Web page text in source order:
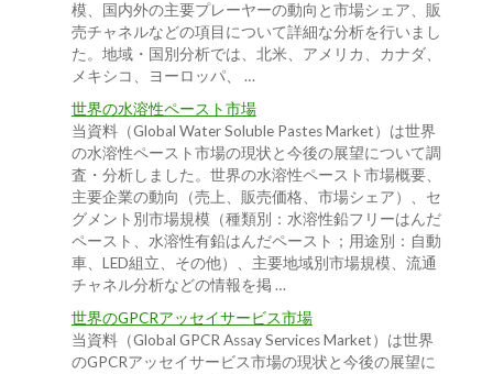
模、国内外の主要プレーヤーの動向と市場シェア、販
売チャネルなどの項目について詳細な分析を行いまし
た。地域・国別分析では、北米、アメリカ、カナダ、
メキシコ、ヨーロッパ、 …
世界の水溶性ペースト市場
当資料（Global Water Soluble Pastes Market）は世界
の水溶性ペースト市場の現状と今後の展望について調
査・分析しました。世界の水溶性ペースト市場概要、
主要企業の動向（売上、販売価格、市場シェア）、セ
グメント別市場規模（種類別：水溶性鉛フリーはんだ
ペースト、水溶性有鉛はんだペースト；用途別：自動
車、LED組立、その他）、主要地域別市場規模、流通
チャネル分析などの情報を掲 …
世界のGPCRアッセイサービス市場
当資料（Global GPCR Assay Services Market）は世界
のGPCRアッセイサービス市場の現状と今後の展望に